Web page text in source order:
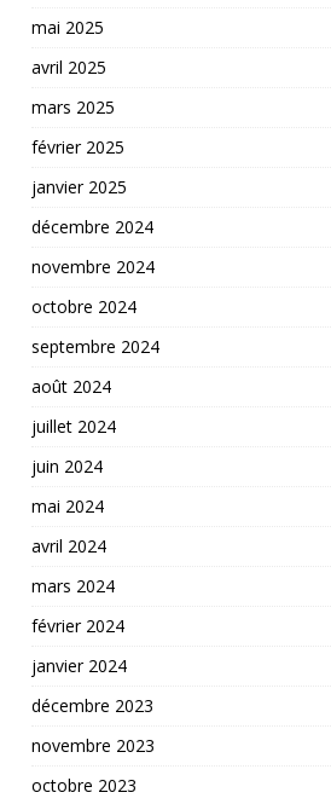
mai 2025
avril 2025
mars 2025
février 2025
janvier 2025
décembre 2024
novembre 2024
octobre 2024
septembre 2024
août 2024
juillet 2024
juin 2024
mai 2024
avril 2024
mars 2024
février 2024
janvier 2024
décembre 2023
novembre 2023
octobre 2023